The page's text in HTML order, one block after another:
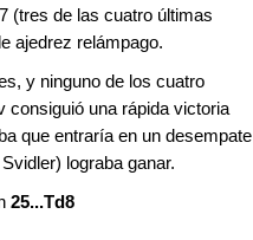
(tres de las cuatro últimas
ajedrez relámpago.
y ninguno de los cuatro
consiguió una rápida victoria
que entraría en un desempate
lograba ganar.
25...Td8